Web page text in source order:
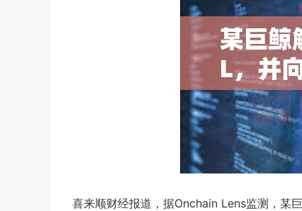
喜来顺财经报道，据Onchain Lens监测，某